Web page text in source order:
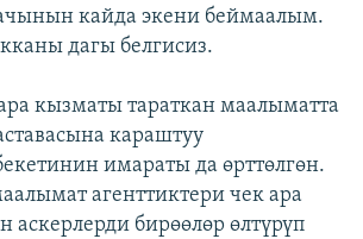
кайда экени беймаалым.
дагы белгисиз.
кызматы тараткан маалыматта
караштуу
имараты да өрттөлгөн.
агенттиктери чек ара
аскерлерди бирөөлөр өлтүрүп